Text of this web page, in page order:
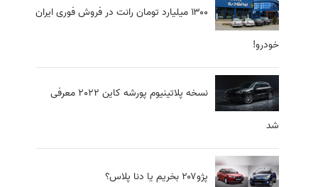
۱۳۰۰ میلیارد تومان رانت در فروش فوری ایران
خودرو!
نسخه‌ پلاتینیوم پورشه کاین ۲۰۲۲ معرفی
شد
پژو۲۰۷ بخریم یا دنا پلاس؟